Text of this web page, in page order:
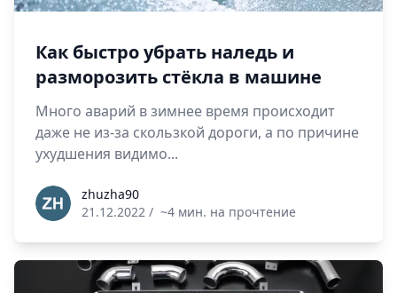
Как быстро убрать наледь и
разморозить стёкла в машине
Много аварий в зимнее время происходит
даже не из-за скользкой дороги, а по причине
ухудшения видимо...
zhuzha90zhuzha90
21.12.2022 / ~4 мин. на прочтение